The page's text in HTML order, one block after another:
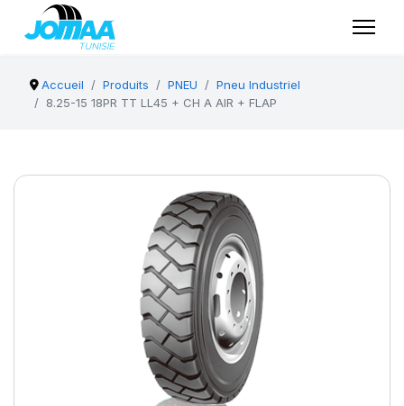
Accueil Produits PNEU
Pneu Industriel
8.25-15 18PR TT LL45 + CH A AIR + FLAP